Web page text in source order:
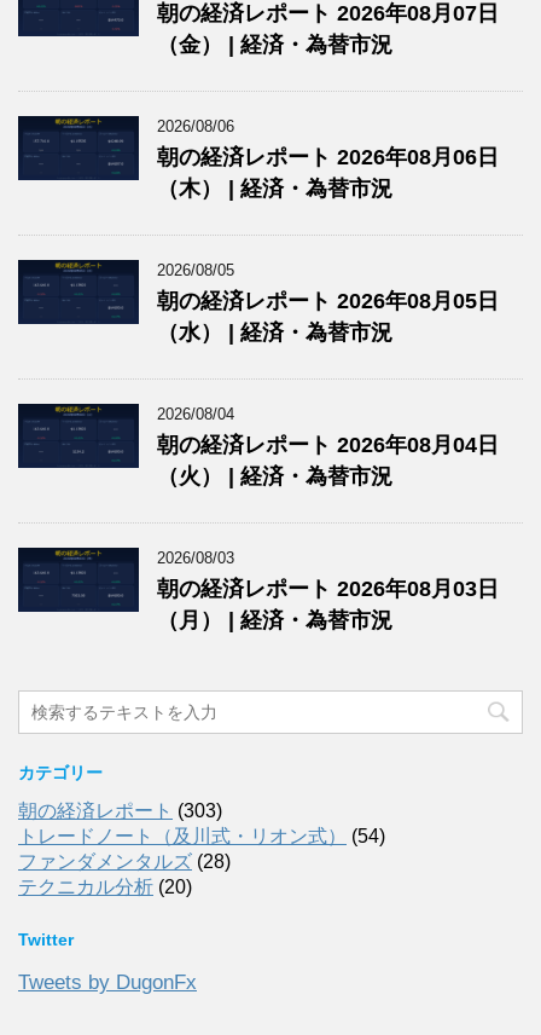
朝の経済レポート 2026年08月07日
（金） | 経済・為替市況
2026/08/06
朝の経済レポート 2026年08月06日
（木） | 経済・為替市況
2026/08/05
朝の経済レポート 2026年08月05日
（水） | 経済・為替市況
2026/08/04
朝の経済レポート 2026年08月04日
（火） | 経済・為替市況
2026/08/03
朝の経済レポート 2026年08月03日
（月） | 経済・為替市況
カテゴリー
朝の経済レポート (303)
トレードノート（及川式・リオン式）
(54)
ファンダメンタルズ (28)
テクニカル分析 (20)
Twitter
Tweets by DugonFx